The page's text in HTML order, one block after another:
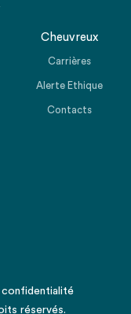
Cheuvreux
Carrières
Alerte Ethique
Contacts
réservés.